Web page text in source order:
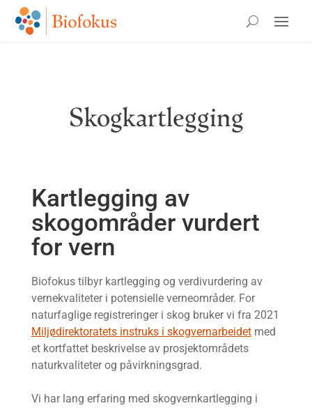
Skogkartlegging
Kartlegging av
skogområder vurdert
for vern
Biofokus tilbyr kartlegging og verdivurdering av
vernekvaliteter i potensielle verneområder. For
naturfaglige registreringer i skog bruker vi fra 2021
Miljødirektoratets instruks i skogvernarbeidetmed
et kortfattet beskrivelse av prosjektområdets
naturkvaliteter og påvirkningsgrad.
Vi har lang erfaring med skogvernkartlegging i